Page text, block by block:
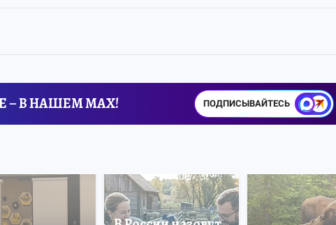
– В НАШЕМ MAX! ПОДПИСЫВАЙТЕСЬ